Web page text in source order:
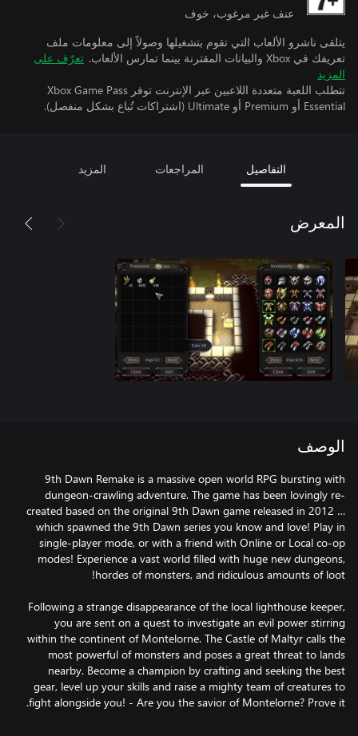
عنف غير مرغوب، خوف
يتلقى ناشرو الألعاب التي تقوم بتشغيلها وصولاً إلى معلومات ملف
تعريفك في Xbox والبيانات المقترنة بينما تمارس الألعاب.
تعرّف على
المزيد
تتطلب اللعبة متعددة اللاعبين عبر الإنترنت توفر Xbox Game Pass
Essential أو Premium أو Ultimate (اشتراكات تُباع بشكل منفصل).
التفاصيل المراجعات المزيد
المعرض
الوصف
9th Dawn Remake is a massive open world RPG bursting with
dungeon-crawling adventure. The game has been lovingly re-
created based on the original 9th Dawn game released in 2012 …
which spawned the 9th Dawn series you know and love! Play in
single-player mode, or with a friend with Online or Local co-op
modes! Experience a vast world filled with huge new dungeons,
Following a strange disappearance of the local lighthouse keeper,
you are sent on a quest to investigate an evil power stirring
within the continent of Montelorne. The Castle of Maltyr calls the
most powerful of monsters and poses a great threat to lands
nearby. Become a champion by crafting and seeking the best
gear, level up your skills and raise a mighty team of creatures to
fight alongside you! - Are you the savior of Montelorne? Prove it.